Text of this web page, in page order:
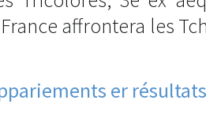
affrontera les
er